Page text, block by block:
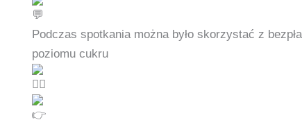
Podczas spotkania można było skorzystać z
poziomu cukru